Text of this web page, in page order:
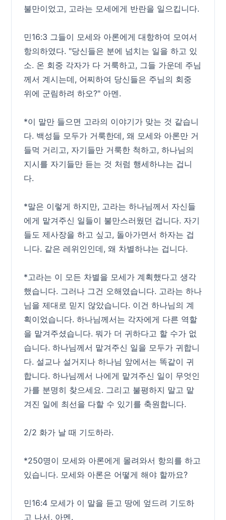
불만이었고, 고라는 모세에게 반란을 일으킵니다.
민16:3 그들이 모세와 아론에게 대항하여 모여서
항의하였다. "당신들은 분에 넘치는 일을 하고 있
소. 온 회중 각자가 다 거룩하고, 그들 가운데 주님
께서 계시는데, 어찌하여 당신들은 주님의 회중
위에 군림하려 하오?" 아멘.
*이 말만 들으면 고라의 이야기가 맞는 것 같습니
다. 백성들 모두가 거룩한데, 왜 모세와 아론만 거
들먹 거리고, 자기들만 거룩한 척하고, 하나님의
지시를 자기들만 듣는 것 처럼 행세하냐는 겁니
다.
*말은 이렇게 하지만, 고라는 하나님께서 자신들
에게 맡겨주신 일들이 불만스러웠던 겁니다. 자기
들도 제사장을 하고 싶고, 돌아가면서 하자는 겁
니다. 같은 레위인인데, 왜 차별하냐는 겁니다.
*고라는 이 모든 차별을 모세가 계획했다고 생각
했습니다. 그러나 그건 오해였습니다. 고라는 하나
님을 제대로 믿지 않았습니다. 이건 하나님의 계
획이었습니다. 하나님께서는 각자에게 다른 역할
을 맡겨주셨습니다. 뭐가 더 귀하다고 할 수가 없
습니다. 하나님께서 맡겨주신 일을 모두가 귀합니
다. 설교나 설거지나 하나님 앞에서는 똑같이 귀
합니다. 하나님께서 나에게 맡겨주신 일이 무엇인
가를 분명히 찾으세요. 그리고 불평하지 말고 맡
겨진 일에 최선을 다할 수 있기를 축원합니다.
2/2 화가 날 때 기도하라.
*250명이 모세와 아론에게 몰려와서 항의를 하고
있습니다. 모세와 아론은 어떻게 해야 할까요?
민16:4 모세가 이 말을 듣고 땅에 엎드려 기도하
고 나서, 아멘.